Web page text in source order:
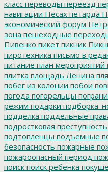
класс переводы переезд
навигации Песах петарда
экономический форум
зона пешеходные
Пивенко пикет пикник
пиротехника письмо в
питание план мероприятий
плитка площадь Ленина
побег из колонии побои
погода погорельцы
режим подарки
подделка поддельные
подростковая преступность
подтопленцы подъемные
безопасность пожарные
пожароопасный период
поиск поиск ребенка